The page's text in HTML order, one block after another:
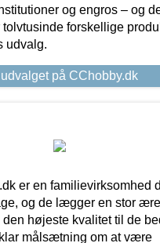
og engros – og
forskellige
udvalg.
på CChobby.dk
er en familievirksomhed
og de lægger en stor
højeste kvalitet til de
målsætning om at være